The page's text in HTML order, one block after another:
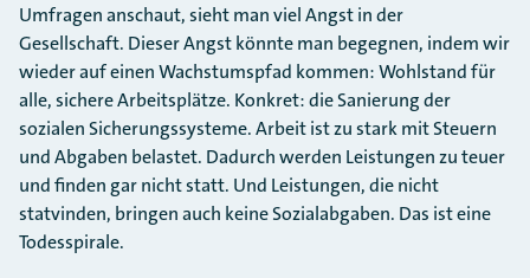
Umfragen anschaut, sieht man viel Angst in der
Gesellschaft. Dieser Angst könnte man begegnen, indem wir
wieder auf einen Wachstumspfad kommen: Wohlstand für
alle, sichere Arbeitsplätze. Konkret: die Sanierung der
sozialen Sicherungssysteme. Arbeit ist zu stark mit Steuern
und Abgaben belastet. Dadurch werden Leistungen zu teuer
und finden gar nicht statt. Und Leistungen, die nicht
statvinden, bringen auch keine Sozialabgaben. Das ist eine
Todesspirale.